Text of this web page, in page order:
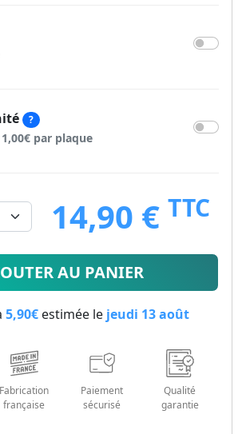
?
par plaque
14,90 € TTC
14.9€
AU PANIER
5,90€estimée le jeudi 13 août
Fabrication
française
Paiement
sécurisé
Qualité
garantie